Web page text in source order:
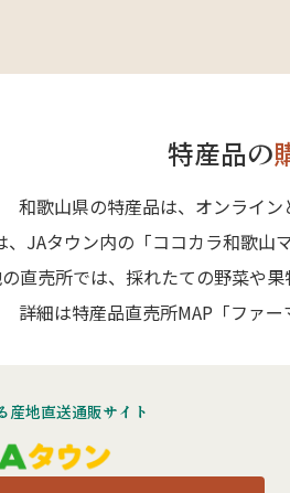
特産品の
和歌山県の特産品は、オンライン
、JAタウン内の「ココカラ和歌山
直売所では、採れたての野菜や
詳細は特産品直売所MAP「ファ
地直送通販サイト